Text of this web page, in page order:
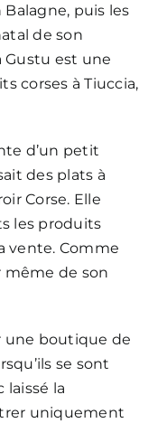
puis les
de son
Gustu est une
corses à Tiuccia,
d’un petit
des plats à
Corse. Elle
les produits
vente. Comme
même de son
une boutique de
se sont
laissé la
uniquement